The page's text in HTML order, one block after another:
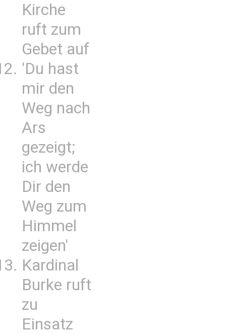
Kirche
ruft zum
Gebet auf
'Du hast
mir den
Weg nach
Ars
gezeigt;
ich werde
Dir den
Weg zum
Himmel
zeigen'
Kardinal
Burke ruft
zu
Einsatz